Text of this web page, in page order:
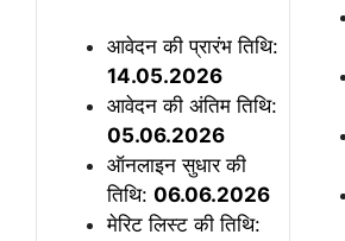
आवेदन की प्रारंभ तिथि:
14.05.2026
आवेदन की अंतिम तिथि:
05.06.2026
ऑनलाइन सुधार की
तिथि: 06.06.2026
मेरिट लिस्ट की तिथि: